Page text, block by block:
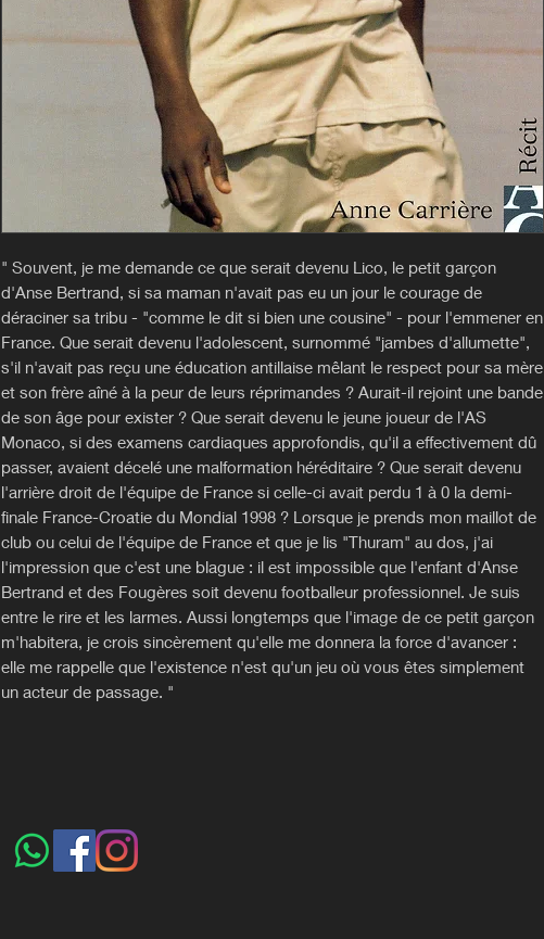
" Souvent, je me demande ce que serait devenu Lico, le petit garçon
d'Anse Bertrand, si sa maman n'avait pas eu un jour le courage de
déraciner sa tribu - "comme le dit si bien une cousine" - pour l'emmener en
France. Que serait devenu l'adolescent, surnommé "jambes d'allumette",
s'il n'avait pas reçu une éducation antillaise mêlant le respect pour sa mère
et son frère aîné à la peur de leurs réprimandes ? Aurait-il rejoint une bande
de son âge pour exister ? Que serait devenu le jeune joueur de l'AS
Monaco, si des examens cardiaques approfondis, qu'il a effectivement dû
passer, avaient décelé une malformation héréditaire ? Que serait devenu
l'arrière droit de l'équipe de France si celle-ci avait perdu 1 à 0 la demi-
finale France-Croatie du Mondial 1998 ? Lorsque je prends mon maillot de
club ou celui de l'équipe de France et que je lis "Thuram" au dos, j'ai
l'impression que c'est une blague : il est impossible que l'enfant d'Anse
Bertrand et des Fougères soit devenu footballeur professionnel. Je suis
entre le rire et les larmes. Aussi longtemps que l'image de ce petit garçon
m'habitera, je crois sincèrement qu'elle me donnera la force d'avancer :
elle me rappelle que l'existence n'est qu'un jeu où vous êtes simplement
un acteur de passage. "